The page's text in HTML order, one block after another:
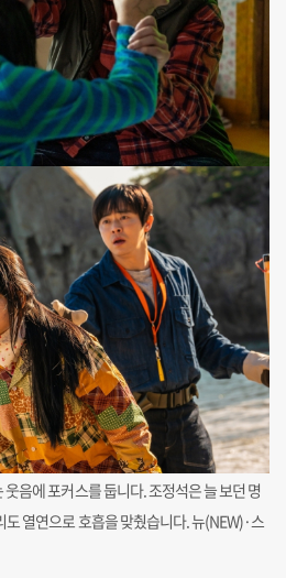
음에 포커스를 둡니다. 조정석은 늘 보던 명
열연으로 호흡을 맞췄습니다. 뉴(NEW)·스